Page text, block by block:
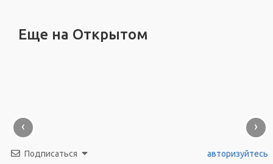
Еще на Открытом
‹ ›
Подписаться авторизуйтесь